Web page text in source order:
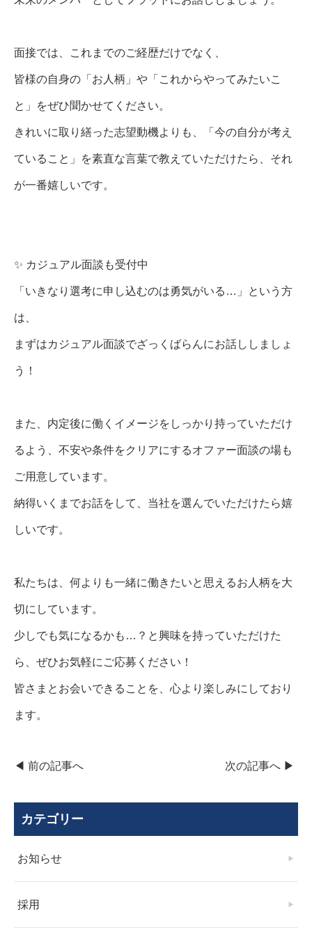
面接では、これまでのご経歴だけでなく、
皆様の自身の「お人柄」や「これからやってみたいこ
と」をぜひ聞かせてください。
きれいに取り繕った志望動機よりも、「今の自分が考え
ていること」を素直な言葉で教えていただけたら、それ
が一番嬉しいです。
✨ カジュアル面談も受付中
「いきなり選考に申し込むのは勇気がいる…」という方
は、
まずはカジュアル面談でざっくばらんにお話ししましょ
う！
また、内定後に働くイメージをしっかり持っていただけ
るよう、不安や条件をクリアにするオファー面談の場も
ご用意しています。
納得いくまでお話をして、当社を選んでいただけたら嬉
しいです。
私たちは、何よりも一緒に働きたいと思えるお人柄を大
切にしています。
少しでも気になるかも…？と興味を持っていただけた
ら、ぜひお気軽にご応募ください！
皆さまとお会いできることを、心より楽しみにしており
ます。
◀︎ 前の記事へ 次の記事へ ▶︎
カテゴリー
お知らせ
採用